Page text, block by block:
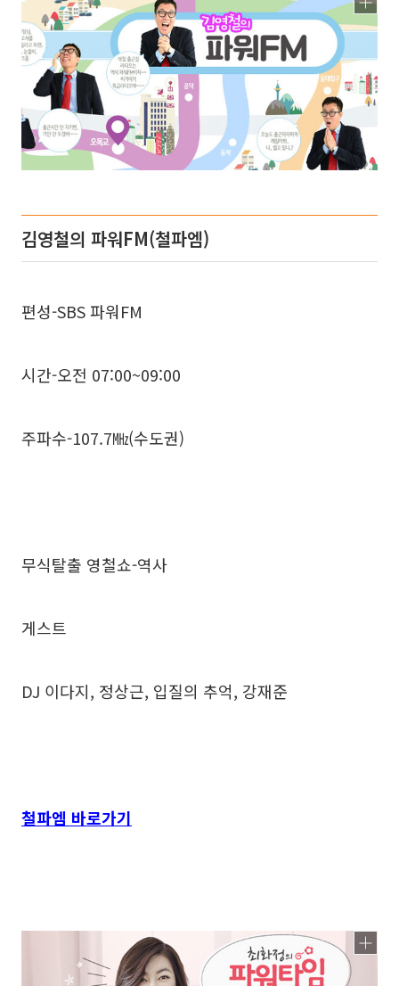
김영철의 파워FM(철파엠)
편성-SBS 파워FM
시간-오전 07:00~09:00
주파수-107.7㎒(수도권)
무식탈출 영철쇼-역사
게스트
DJ 이다지, 정상근, 입질의 추억, 강재준
철파엠 바로가기